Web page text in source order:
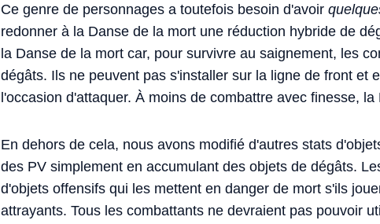
Ce genre de personnages a toutefois besoin d'avoir
redonner à la Danse de la mort une réduction hybride de
la Danse de la mort car, pour survivre au saignement, les
dégâts. Ils ne peuvent pas s'installer sur la ligne de front et
l'occasion d'attaquer. À moins de combattre avec finesse,
En dehors de cela, nous avons modifié d'autres stats
des PV simplement en accumulant des objets de dégâts.
d'objets offensifs qui les mettent en danger de mort s'ils
attrayants. Tous les combattants ne devraient pas pouvoir